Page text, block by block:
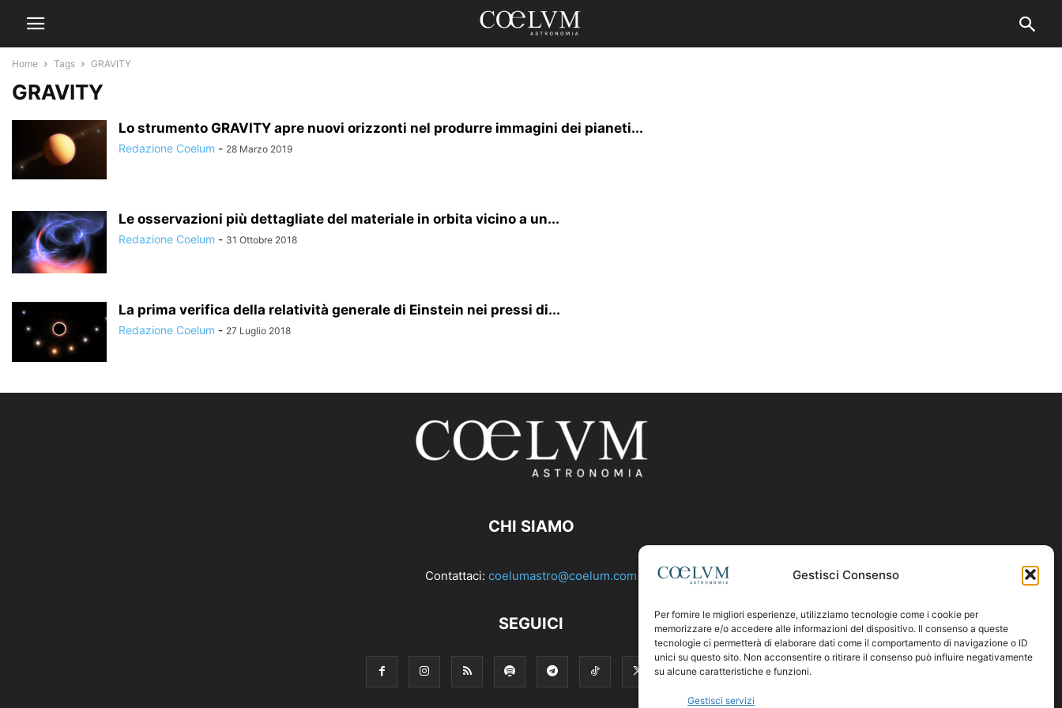
Gestisci Consenso
Per fornire le migliori esperienze, utilizziamo tecnologie come i cookie per
memorizzare e/o accedere alle informazioni del dispositivo. Il consenso a queste
tecnologie ci permetterà di elaborare dati come il comportamento di navigazione o ID
unici su questo sito. Non acconsentire o ritirare il consenso può influire negativamente
su alcune caratteristiche e funzioni.
Gestisci servizi
Home Tags GRAVITY
GRAVITY
Lo strumento GRAVITY apre nuovi orizzonti nel produrre immagini dei pianeti...
Redazione Coelum - 28 Marzo 2019
Le osservazioni più dettagliate del materiale in orbita vicino a un...
Redazione Coelum - 31 Ottobre 2018
La prima verifica della relatività generale di Einstein nei pressi di...
Redazione Coelum - 27 Luglio 2018
CHI SIAMO
Contattaci: coelumastro@coelum.com
SEGUICI